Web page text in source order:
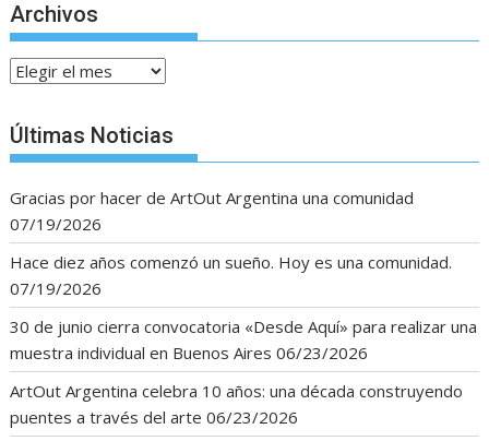
Archivos
Archivos
Últimas Noticias
Gracias por hacer de ArtOut Argentina una comunidad
07/19/2026
Hace diez años comenzó un sueño. Hoy es una comunidad.
07/19/2026
30 de junio cierra convocatoria «Desde Aquí» para realizar una
muestra individual en Buenos Aires 06/23/2026
ArtOut Argentina celebra 10 años: una década construyendo
puentes a través del arte 06/23/2026